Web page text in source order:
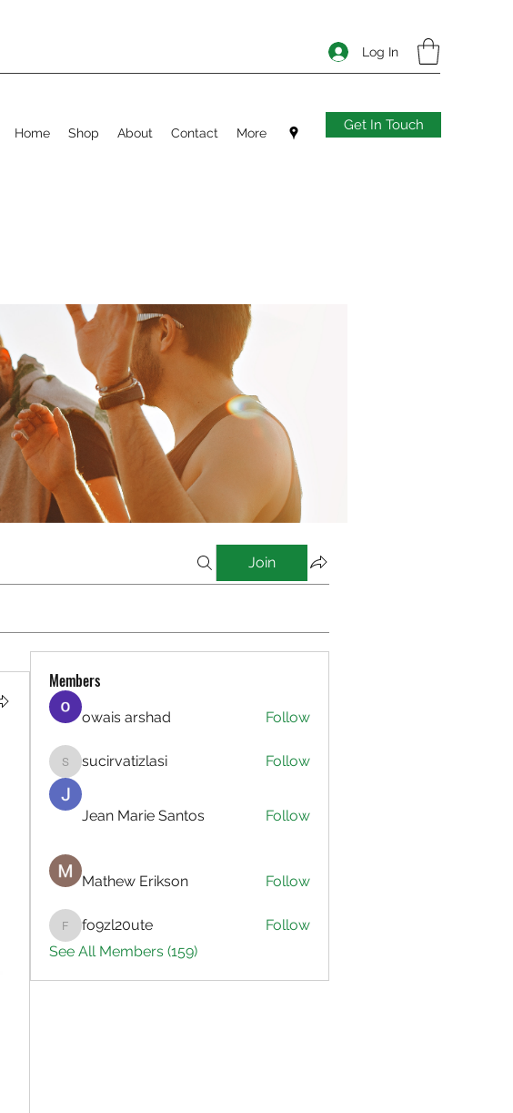
Log In
Home Shop About Contact More Get In Touch
Join
Members
owais arshad Follow
sucirvatizlasi
sucirvatizlasi Follow
Jean Marie Santos Follow
Mathew Erikson Follow
fo9zl20ute
fo9zl20ute
Follow
See All Members (159)